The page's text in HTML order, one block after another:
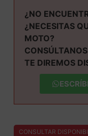
¿NO
¿NECESITAS
MOTO?
TE DIREMOS
CONSULTAR